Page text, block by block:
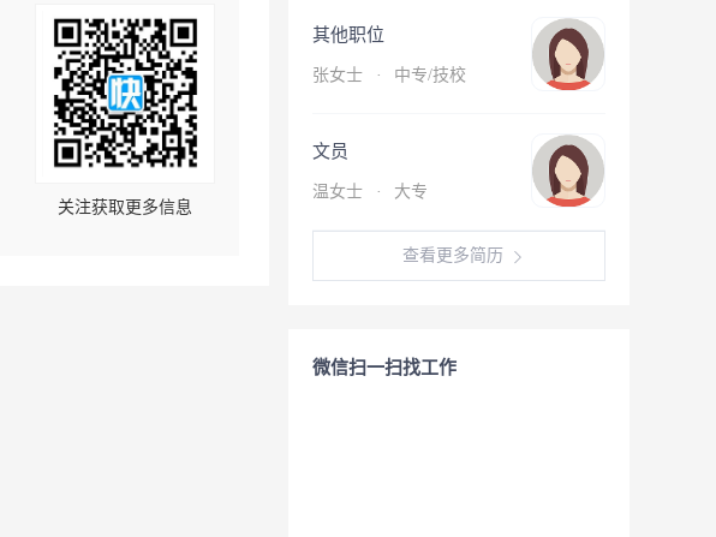
关注获取更多信息
其他职位
张女士 · 中专/技校
文员
温女士 · 大专
查看更多简历
微信扫一扫找工作